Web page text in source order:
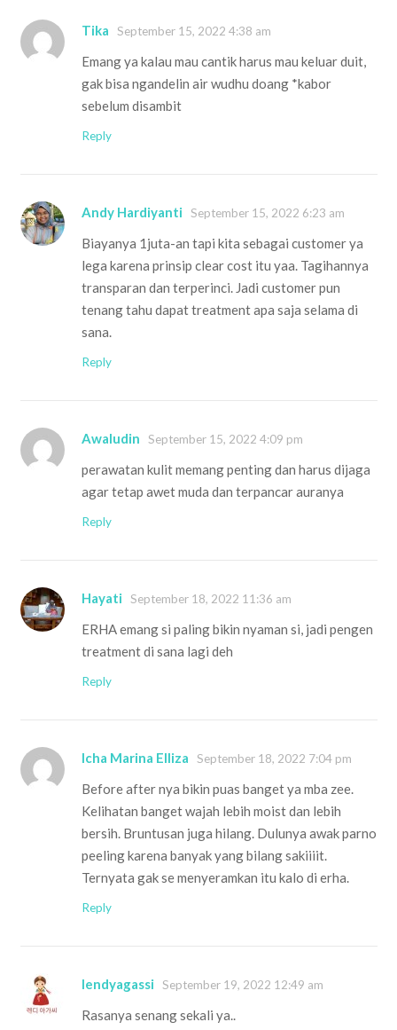
Tika September 15, 2022 4:38 am
Emang ya kalau mau cantik harus mau keluar duit,
gak bisa ngandelin air wudhu doang *kabor
sebelum disambit
Reply
Andy Hardiyanti September 15, 2022 6:23 am
Biayanya 1juta-an tapi kita sebagai customer ya
lega karena prinsip clear cost itu yaa. Tagihannya
transparan dan terperinci. Jadi customer pun
tenang tahu dapat treatment apa saja selama di
sana.
Reply
Awaludin September 15, 2022 4:09 pm
perawatan kulit memang penting dan harus dijaga
agar tetap awet muda dan terpancar auranya
Reply
Hayati September 18, 2022 11:36 am
ERHA emang si paling bikin nyaman si, jadi pengen
treatment di sana lagi deh
Reply
Icha Marina Elliza September 18, 2022 7:04 pm
Before after nya bikin puas banget ya mba zee.
Kelihatan banget wajah lebih moist dan lebih
bersih. Bruntusan juga hilang. Dulunya awak parno
peeling karena banyak yang bilang sakiiiit.
Ternyata gak se menyeramkan itu kalo di erha.
Reply
lendyagassi September 19, 2022 12:49 am
Rasanya senang sekali ya..